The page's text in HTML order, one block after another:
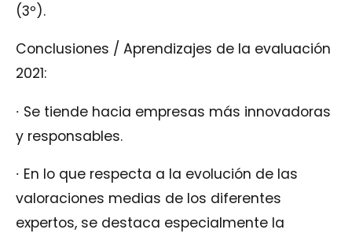
(3º).
Conclusiones / Aprendizajes de la evaluación
2021:
∙ Se tiende hacia empresas más innovadoras
y responsables.
∙ En lo que respecta a la evolución de las
valoraciones medias de los diferentes
expertos, se destaca especialmente la